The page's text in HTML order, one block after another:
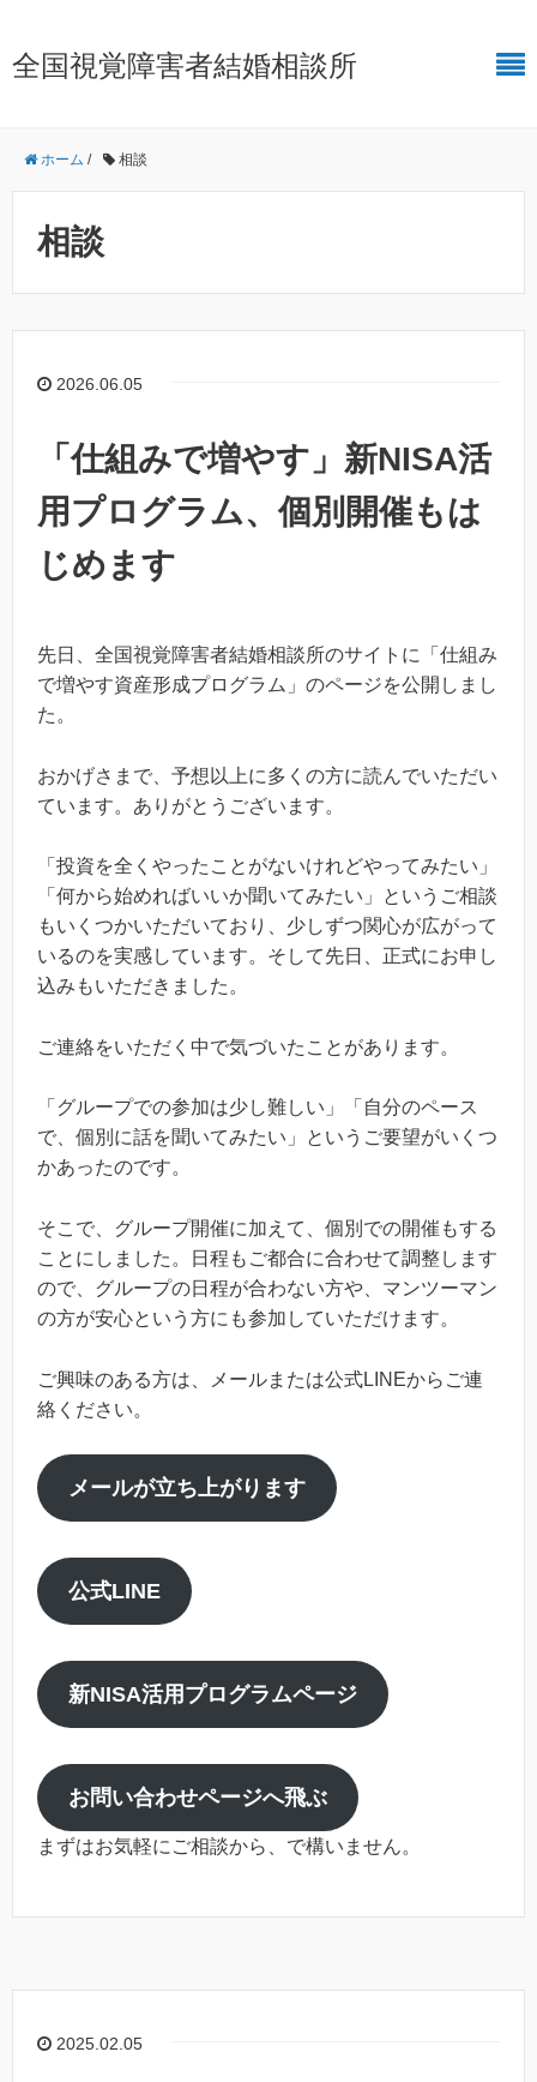
全国視覚障害者結婚相談所
ホーム / 相談
相談
2026.06.05
「仕組みで増やす」新NISA活
用プログラム、個別開催もは
じめます
先日、全国視覚障害者結婚相談所のサイトに「仕組み
で増やす資産形成プログラム」のページを公開しまし
た。
おかげさまで、予想以上に多くの方に読んでいただい
ています。ありがとうございます。
「投資を全くやったことがないけれどやってみたい」
「何から始めればいいか聞いてみたい」というご相談
もいくつかいただいており、少しずつ関心が広がって
いるのを実感しています。そして先日、正式にお申し
込みもいただきました。
ご連絡をいただく中で気づいたことがあります。
「グループでの参加は少し難しい」「自分のペース
で、個別に話を聞いてみたい」というご要望がいくつ
かあったのです。
そこで、グループ開催に加えて、個別での開催もする
ことにしました。日程もご都合に合わせて調整します
ので、グループの日程が合わない方や、マンツーマン
の方が安心という方にも参加していただけます。
ご興味のある方は、メールまたは公式LINEからご連
絡ください。
メールが立ち上がります
公式LINE
新NISA活用プログラムページ
お問い合わせページへ飛ぶ
まずはお気軽にご相談から、で構いません。
2025.02.05